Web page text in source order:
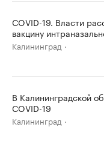
COVID-19. Власти
вакцину
Калининград
В Калининградской
COVID-19
Калининград